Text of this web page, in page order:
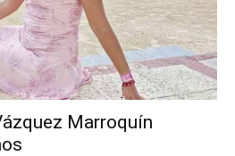
Marroquín